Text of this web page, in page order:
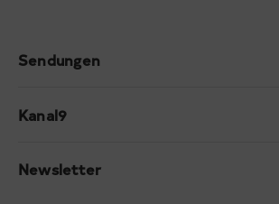
Sendungen
Kanal9
Newsletter